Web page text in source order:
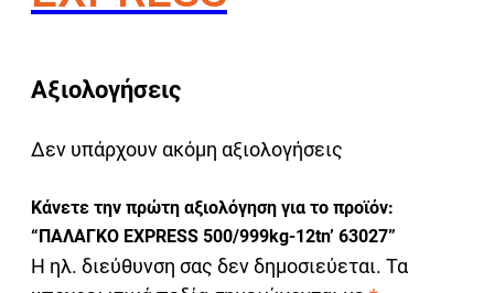
Αξιολογήσεις
Δεν υπάρχουν ακόμη αξιολογήσεις
Κάνετε την πρώτη αξιολόγηση για το προϊόν:
“ΠΑΛΑΓΚΟ EXPRESS 500/999kg-12tn’ 63027”
Η ηλ. διεύθυνση σας δεν δημοσιεύεται. Τα